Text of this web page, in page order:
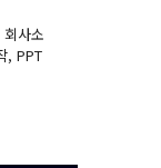
사소
, PPT